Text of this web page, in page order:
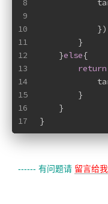
8
9
10
11
12
13
14
15
16
17
            })
        }
    }
else{
return
        }
    }
}
------ 有问题请 留言给我